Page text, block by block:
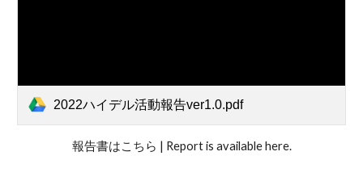
2022ハイデル活動報告ver1.0.pdf
報告書はこちら | Report is available here.